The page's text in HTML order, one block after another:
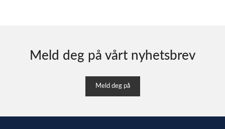
Meld deg på vårt nyhetsbrev
Meld deg på